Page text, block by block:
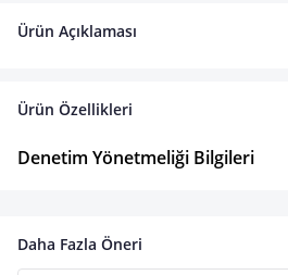
Ürün Açıklaması
Ürün Özellikleri
Denetim Yönetmeliği Bilgileri
Daha Fazla Öneri